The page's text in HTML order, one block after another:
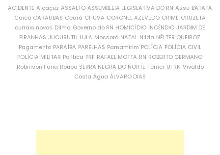
ACIDENTE Alcaçuz ASSALTO ASSEMBLEIA LEGISLATIVA DO RN Assu BATATA
Caicó CARAÚBAS Ceará CHUVA CORONEL AZEVEDO CRIME CRUZETA
currais novos Dilma Governo do RN HOMICÍDIO INCÊNDIO JARDIM DE
PIRANHAS JUCURUTU LULA Mossoró NATAL Nilda NÉLTER QUEIROZ
Pagamento PARAÍBA PARELHAS Parnamirim POLÍCIA POLÍCIA CIVIL
POLÍCIA MILITAR Política PRF RAFAEL MOTTA RN ROBERTO GERMANO
Robinson Faria Roubo SERRA NEGRA DO NORTE Temer UFRN Vivaldo
Costa Água ÁLVARO DIAS